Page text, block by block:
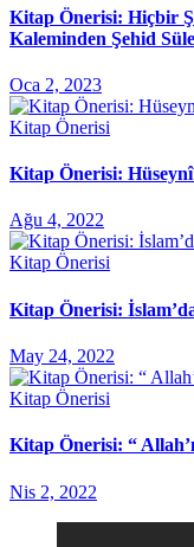
Kitap Önerisi: Hiçbir
Kaleminden Şehid
Oca 2, 2023
Kitap Önerisi
Kitap Önerisi: Hüseynî
Ağu 4, 2022
Kitap Önerisi
Kitap Önerisi:
May 24, 2022
Kitap Önerisi
Kitap Önerisi: “
Nis 2, 2022